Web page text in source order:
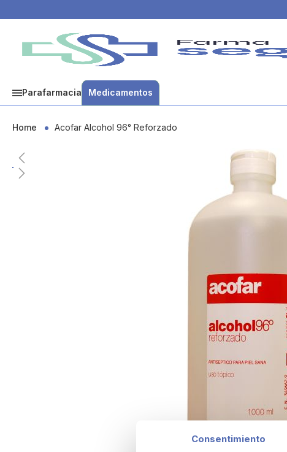
Parafarmacia Medicamentos
Home Acofar Alcohol 96° Reforzado
Skip
to
the
Consentimiento